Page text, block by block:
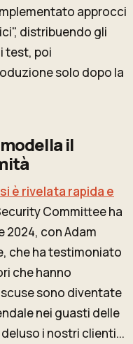
approcci
distribuendo gli
test, poi
solo dopo la
il
è rivelata rapida e
Committee ha
con Adam
che ha testimoniato
che hanno
sono diventate
nei guasti delle
i nostri clienti...